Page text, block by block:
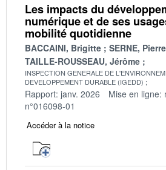
Les impacts du
numérique et de ses
mobilité quotidienne
BACCAINI, Brigitte
SERNE, Pierre
TAILLE-ROUSSEAU, Jérôme
INSPECTION GENERALE DE
DEVELOPPEMENT DURABLE (IGEDD)
Rapport: janv. 2026 Mise en ligne:
n°016098-01
Accéder à la notice